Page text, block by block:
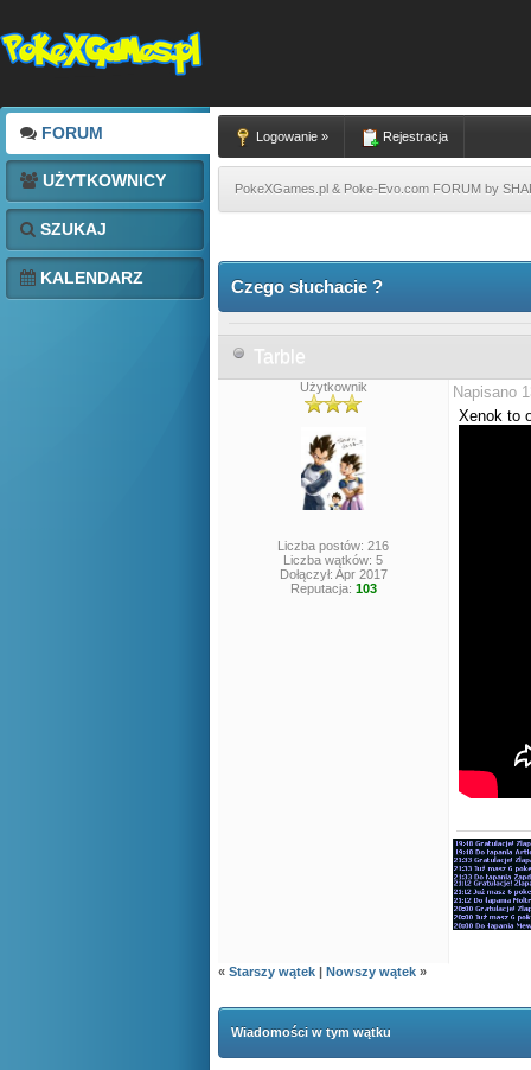
FORUM
UŻYTKOWNICY
SZUKAJ
KALENDARZ
Logowanie » Rejestracja
PokeXGames.pl & Poke-Evo.com FORUM by
Czego słuchacie ?
Tarble
Użytkownik
Liczba postów: 216
Liczba wątków: 5
Dołączył: Apr 2017
Reputacja: 103
Napisano
Xenok to
« Starszy wątek | Nowszy wątek »
Wiadomości w tym wątku